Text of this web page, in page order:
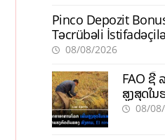
Pinco Depozit
Təcrübəli
08/08/2026
FAO ຊີ້
ສູງສຸດໃນ
ກົດດັນຂອ
08/